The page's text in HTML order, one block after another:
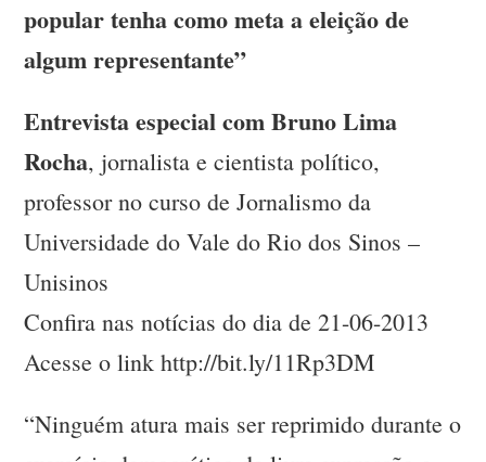
popular tenha como meta a eleição de
algum representante”
Entrevista especial com Bruno Lima
Rocha, jornalista e cientista político,
professor no curso de Jornalismo da
Universidade do Vale do Rio dos Sinos –
Unisinos
Confira nas notícias do dia de 21-06-2013
Acesse o link http://bit.ly/11Rp3DM
“Ninguém atura mais ser reprimido durante o